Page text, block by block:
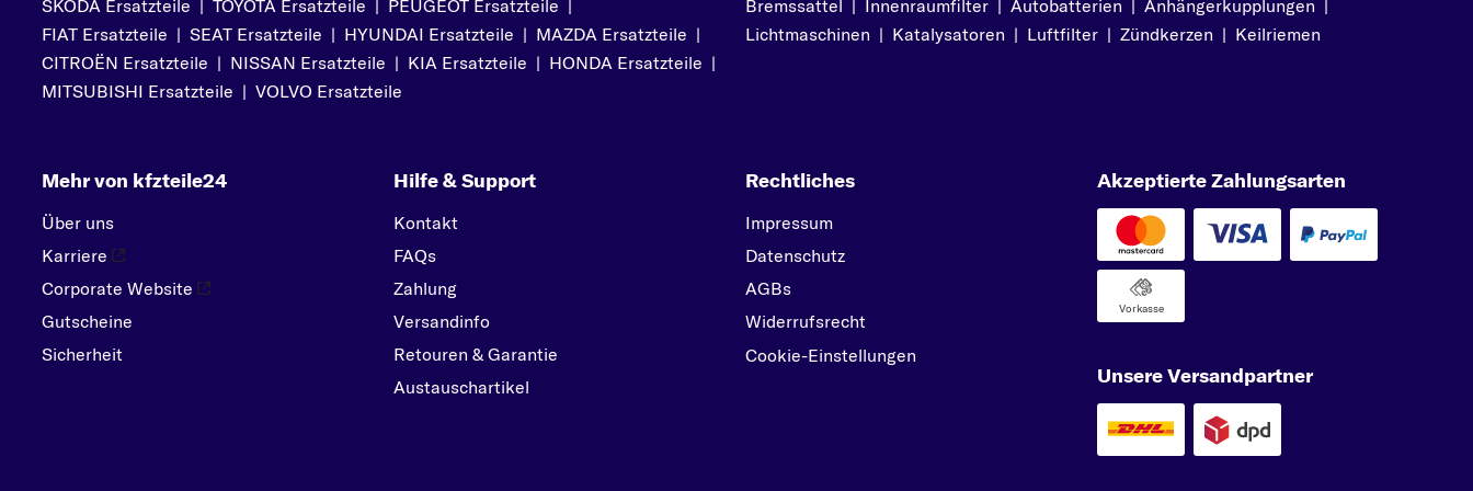
PEUGEOT
PORSCHE
R
SKODA
SMART
SUBARU
SUZUKI
TOYOTA
NEMO
SKODA Ersatzteile | TOYOTA Ersatzteile | PEUGEOT Ersatzteile |
FIAT Ersatzteile | SEAT Ersatzteile | HYUNDAI Ersatzteile | MAZDA Ersatzteile |
CITROËN Ersatzteile | NISSAN Ersatzteile | KIA Ersatzteile | HONDA Ersatzteile |
MITSUBISHI Ersatzteile | VOLVO Ersatzteile
Bremssattel | Innenraumfilter | Autobatterien | Anhängerkupplungen |
Lichtmaschinen | Katalysatoren | Luftfilter | Zündkerzen | Keilriemen
Mehr von kfzteile24
Über uns
Karriere
Corporate Website
Gutscheine
Sicherheit
Hilfe & Support
Kontakt
FAQs
Zahlung
Versandinfo
Retouren & Garantie
Austauschartikel
Rechtliches
Impressum
Datenschutz
AGBs
Widerrufsrecht
Cookie-Einstellungen
Akzeptierte Zahlungsarten
Vorkasse
Unsere Versandpartner